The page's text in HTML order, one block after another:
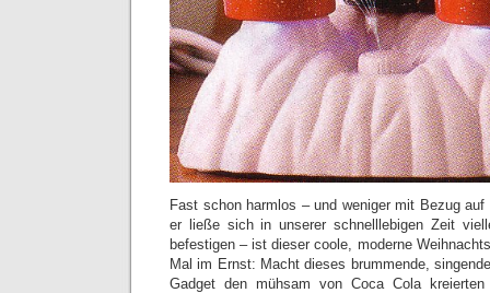
Fast schon harmlos – und weniger mit Bezug
er ließe sich in unserer schnelllebigen Zeit
befestigen – ist dieser coole, moderne
Mal im Ernst: Macht dieses brummende,
Gadget den mühsam von Coca Cola